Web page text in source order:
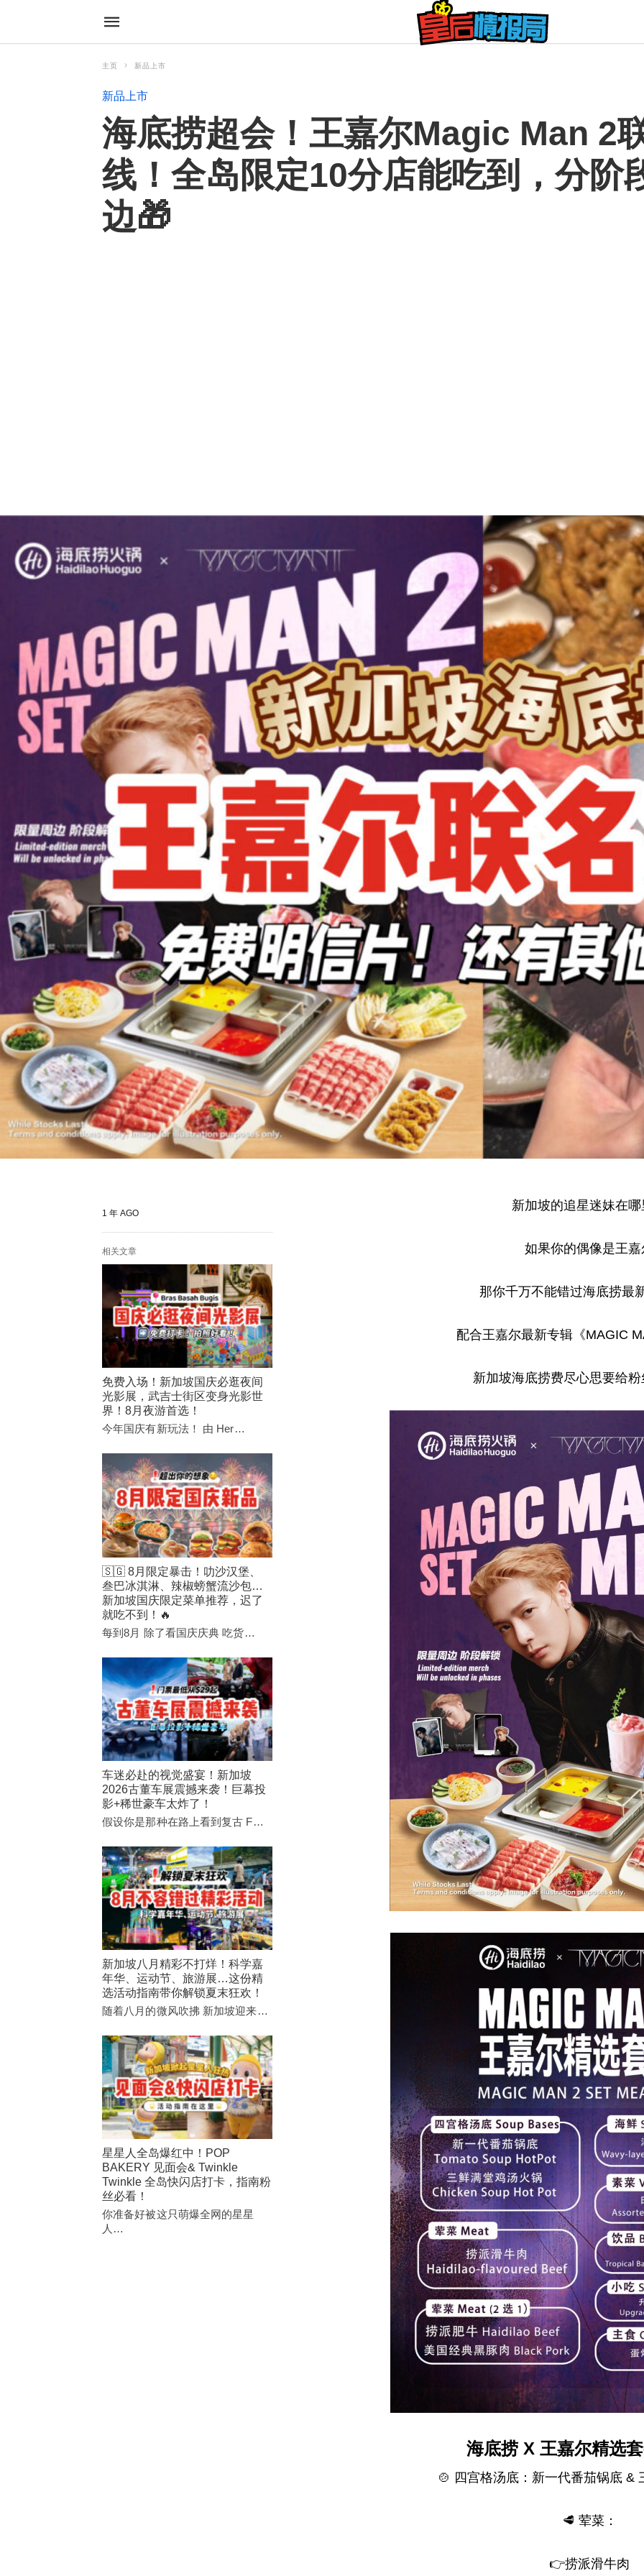
主页 新品上市
新品上市
海底捞超会！王嘉尔Magic Man 2
线！全岛限定10分店能吃到，分阶
边🎁
新加坡的追星迷妹在
如果你的偶像是王嘉
那你千万不能错过海底捞最
配合王嘉尔最新专辑《MAGIC
新加坡海底捞费尽心思要给
海底捞 X 王嘉尔精选
🍲 四宫格汤底：新一代番茄锅底 &
🥩 荤菜：
👉捞派滑牛肉
1 年 AGO
相关文章
免费入场！新加坡国庆必逛夜间
光影展，武吉士街区变身光影世
界！8月夜游首选！
今年国庆有新玩法！ 由 Her…
🇸🇬 8月限定暴击！叻沙汉堡、
叁巴冰淇淋、辣椒螃蟹流沙包…
新加坡国庆限定菜单推荐，迟了
就吃不到！🔥
每到8月 除了看国庆庆典 吃货…
车迷必赴的视觉盛宴！新加坡
2026古董车展震撼来袭！巨幕投
影+稀世豪车太炸了！
假设你是那种在路上看到复古 F…
新加坡八月精彩不打烊！科学嘉
年华、运动节、旅游展…这份精
选活动指南带你解锁夏末狂欢！
随着八月的微风吹拂 新加坡迎来…
星星人全岛爆红中！POP
BAKERY 见面会& Twinkle
Twinkle 全岛快闪店打卡，指南粉
丝必看！
你准备好被这只萌爆全网的星星
人…